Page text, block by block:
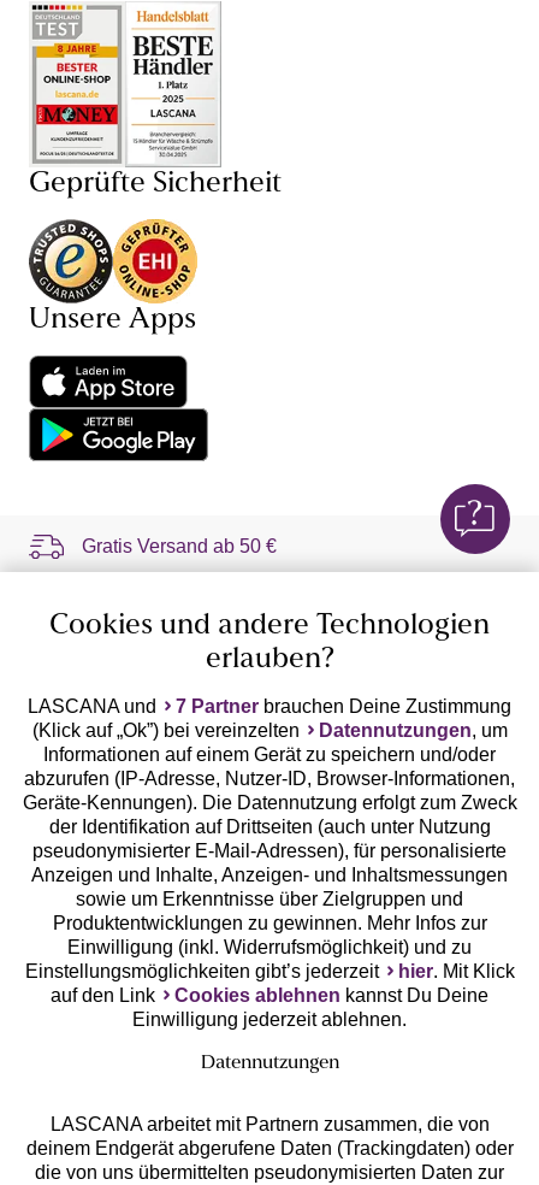
Geprüfte Sicherheit
Unsere Apps
Gratis Versand ab 50 €
Kostenlose Retoure
Ratenkauf **
Services
Beratung
Über uns
Cookies und andere Technologien
erlauben?
LASCANA und 7 Partner brauchen Deine Zustimmung
(Klick auf „Ok”) bei vereinzelten
Datennutzungen, um
Informationen auf einem Gerät zu speichern und/oder
abzurufen (IP-Adresse, Nutzer-ID, Browser-Informationen,
Geräte-Kennungen). Die Datennutzung erfolgt zum Zweck
der Identifikation auf Drittseiten (auch unter Nutzung
pseudonymisierter E-Mail-Adressen), für personalisierte
Anzeigen und Inhalte, Anzeigen- und Inhaltsmessungen
sowie um Erkenntnisse über Zielgruppen und
Produktentwicklungen zu gewinnen. Mehr Infos zur
Einwilligung (inkl. Widerrufsmöglichkeit) und zu
Einstellungsmöglichkeiten gibt’s jederzeit
hier. Mit Klick
auf den Link
Cookies ablehnen kannst Du Deine
Einwilligung jederzeit ablehnen.
Datennutzungen
LASCANA arbeitet mit Partnern zusammen, die von
deinem Endgerät abgerufene Daten (Trackingdaten) oder
die von uns übermittelten pseudonymisierten Daten zur